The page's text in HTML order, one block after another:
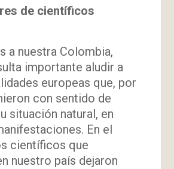
de científicos
a nuestra Colombia,
importante aludir a
europeas que, por
con sentido de
situación natural, en
En el
científicos que
nuestro país dejaron